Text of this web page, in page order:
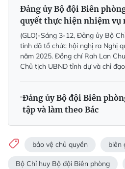
Đảng ủy Bộ đội Biên
quyết thực hiện nhiệm vụ
(GLO)-Sáng 3-12, Đảng ủy Bộ
tỉnh đã tổ chức hội nghị ra Nghị
năm 2025. Đồng chí Rah Lan
Chủ tịch UBND tỉnh dự và chỉ
Đảng ủy Bộ đội Biên
tập và làm theo Bác
bảo vệ chủ quyền biên
Bộ Chỉ huy Bộ đội Biên phòng